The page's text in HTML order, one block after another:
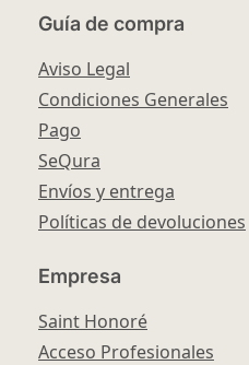
Guía de compra
Aviso Legal
Condiciones Generales
Pago
SeQura
Envíos y entrega
Políticas de devoluciones
Empresa
Saint Honoré
Acceso Profesionales